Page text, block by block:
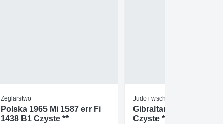
Żeglarstwo
Polska 1965 Mi 1587 err Fi
1438 B1 Czyste **
Judo i wschodnie sztuki walki
Gibraltar 2019 Mi 1909-
Czyste **